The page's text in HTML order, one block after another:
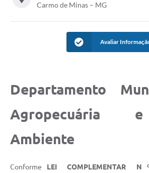
Arquivos para Download
Turismo
Obras
Galeria de Vídeos
Carmo de Minas – MG
Avaliar
Departamento
Agropecuária
Ambiente
Conforme LEI COMPLEMENTAR N